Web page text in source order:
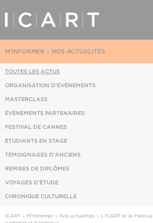
NOS ACTUALITÉS
M'INFORMER
TOUTES LES ACTUS
ORGANISATION D'ÉVÉNEMENTS
MASTERCLASS
ÉVÉNEMENTS PARTENAIRES
FESTIVAL DE CANNES
ÉTUDIANTS EN STAGE
TÉMOIGNAGES D'ANCIENS
REMISES DE DIPLÔMES
VOYAGES D'ÉTUDE
CHRONIQUE CULTURELLE
ICART M'informer Nos actualités
L'ICART et le